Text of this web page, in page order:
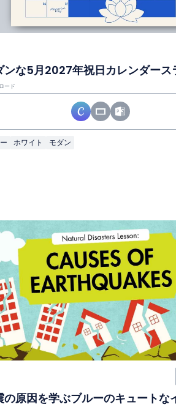
ンな5月2027年祝日カレンダース
ード
ホワイト モダン